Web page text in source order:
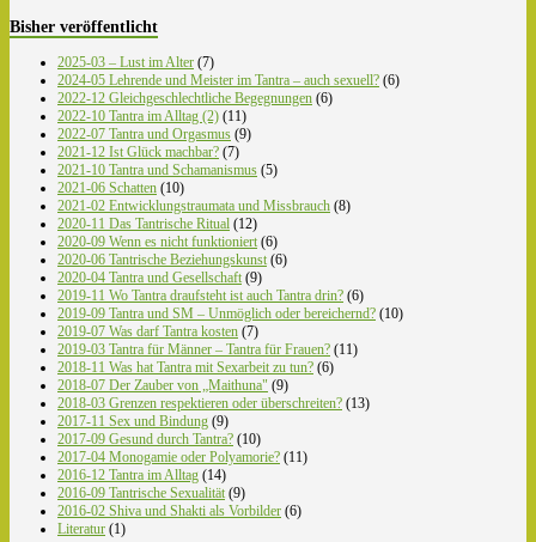
Bisher veröffentlicht
2025-03 – Lust im Alter (7)
2024-05 Lehrende und Meister im Tantra – auch sexuell? (6)
2022-12 Gleichgeschlechtliche Begegnungen (6)
2022-10 Tantra im Alltag (2) (11)
2022-07 Tantra und Orgasmus (9)
2021-12 Ist Glück machbar? (7)
2021-10 Tantra und Schamanismus (5)
2021-06 Schatten (10)
2021-02 Entwicklungstraumata und Missbrauch (8)
2020-11 Das Tantrische Ritual (12)
2020-09 Wenn es nicht funktioniert (6)
2020-06 Tantrische Beziehungskunst (6)
2020-04 Tantra und Gesellschaft (9)
2019-11 Wo Tantra draufsteht ist auch Tantra drin? (6)
2019-09 Tantra und SM – Unmöglich oder bereichernd? (10)
2019-07 Was darf Tantra kosten (7)
2019-03 Tantra für Männer – Tantra für Frauen? (11)
2018-11 Was hat Tantra mit Sexarbeit zu tun? (6)
2018-07 Der Zauber von „Maithuna" (9)
2018-03 Grenzen respektieren oder überschreiten? (13)
2017-11 Sex und Bindung (9)
2017-09 Gesund durch Tantra? (10)
2017-04 Monogamie oder Polyamorie? (11)
2016-12 Tantra im Alltag (14)
2016-09 Tantrische Sexualität (9)
2016-02 Shiva und Shakti als Vorbilder (6)
Literatur (1)